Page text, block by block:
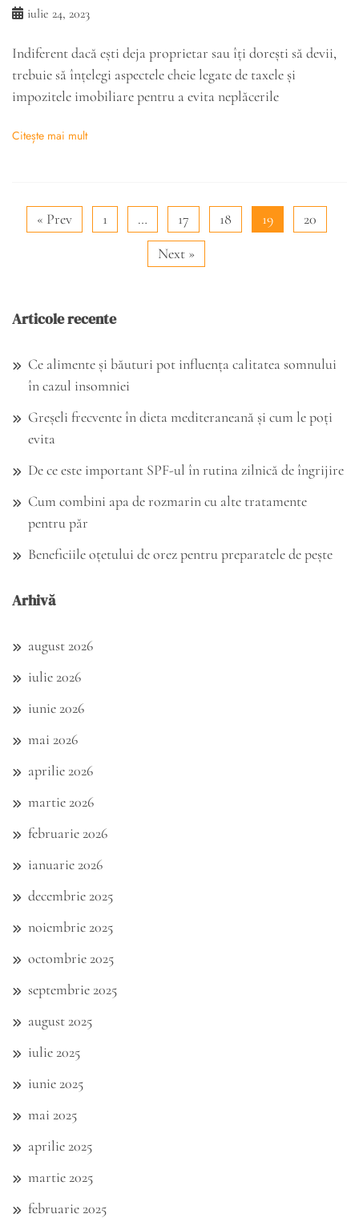
iulie 24, 2023
Indiferent dacă ești deja proprietar sau îți dorești să devii,
trebuie să înțelegi aspectele cheie legate de taxele și
impozitele imobiliare pentru a evita neplăcerile
Citește mai mult
« Prev 1 … 17 18 19
20
Next »
Articole recente
Ce alimente și băuturi pot influența calitatea somnului
în cazul insomniei
Greșeli frecvente în dieta mediteraneană și cum le poți
evita
De ce este important SPF-ul în rutina zilnică de îngrijire
Cum combini apa de rozmarin cu alte tratamente
pentru păr
Beneficiile oțetului de orez pentru preparatele de pește
Arhivă
august 2026
iulie 2026
iunie 2026
mai 2026
aprilie 2026
martie 2026
februarie 2026
ianuarie 2026
decembrie 2025
noiembrie 2025
octombrie 2025
septembrie 2025
august 2025
iulie 2025
iunie 2025
mai 2025
aprilie 2025
martie 2025
februarie 2025